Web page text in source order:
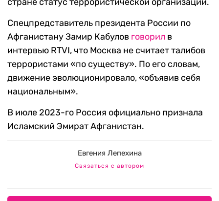
Спецпредставитель президента России по
Афганистану Замир Кабулов говорил в
интервью RTVI, что Москва не считает талибов
террористами «по существу». По его словам,
движение эволюционировало, «объявив себя
национальным».
В июле 2023-го Россия официально признала
Исламский Эмират Афганистан.
Евгения Лепехина
Связаться с автором